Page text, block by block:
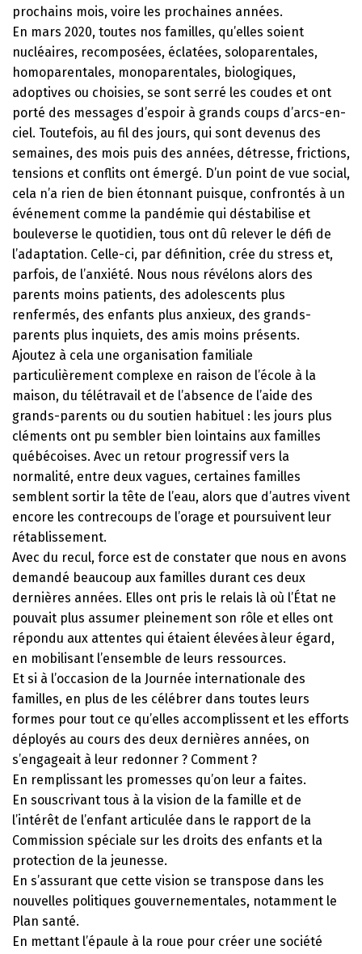
prochains mois, voire les prochaines années.
En mars 2020, toutes nos familles, qu’elles soient
nucléaires, recomposées, éclatées, soloparentales,
homoparentales, monoparentales, biologiques,
adoptives ou choisies, se sont serré les coudes et ont
porté des messages d’espoir à grands coups d’arcs-en-
ciel. Toutefois, au fil des jours, qui sont devenus des
semaines, des mois puis des années, détresse, frictions,
tensions et conflits ont émergé. D’un point de vue social,
cela n’a rien de bien étonnant puisque, confrontés à un
événement comme la pandémie qui déstabilise et
bouleverse le quotidien, tous ont dû relever le défi de
l’adaptation. Celle-ci, par définition, crée du stress et,
parfois, de l’anxiété. Nous nous révélons alors des
parents moins patients, des adolescents plus
renfermés, des enfants plus anxieux, des grands-
parents plus inquiets, des amis moins présents.
Ajoutez à cela une organisation familiale
particulièrement complexe en raison de l’école à la
maison, du télétravail et de l’absence de l’aide des
grands-parents ou du soutien habituel : les jours plus
cléments ont pu sembler bien lointains aux familles
québécoises. Avec un retour progressif vers la
normalité, entre deux vagues, certaines familles
semblent sortir la tête de l’eau, alors que d’autres vivent
encore les contrecoups de l’orage et poursuivent leur
rétablissement.
Avec du recul, force est de constater que nous en avons
demandé beaucoup aux familles durant ces deux
dernières années. Elles ont pris le relais là où l’État ne
pouvait plus assumer pleinement son rôle et elles ont
répondu aux attentes qui étaient élevées à leur égard,
en mobilisant l’ensemble de leurs ressources.
Et si à l’occasion de la Journée internationale des
familles, en plus de les célébrer dans toutes leurs
formes pour tout ce qu’elles accomplissent et les efforts
déployés au cours des deux dernières années, on
s’engageait à leur redonner ? Comment ?
En remplissant les promesses qu’on leur a faites.
En souscrivant tous à la vision de la famille et de
l’intérêt de l’enfant articulée dans le rapport de la
Commission spéciale sur les droits des enfants et la
protection de la jeunesse.
En s’assurant que cette vision se transpose dans les
nouvelles politiques gouvernementales, notamment le
Plan santé.
En mettant l’épaule à la roue pour créer une société